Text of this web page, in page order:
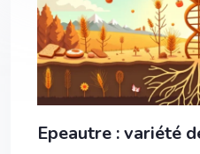
Epeautre : variété